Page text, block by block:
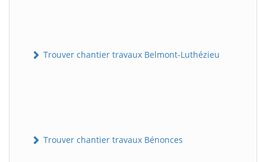
Trouver chantier travaux Belmont-Luthézieu
Trouver chantier travaux Bénonces